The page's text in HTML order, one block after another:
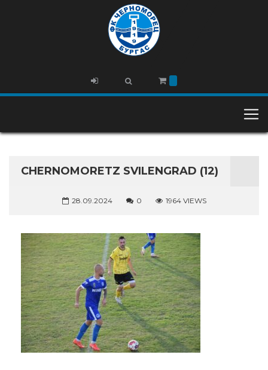
CHERNOMORETZ SVILENGRAD (12)
28.09.2024 0 1964 VIEWS